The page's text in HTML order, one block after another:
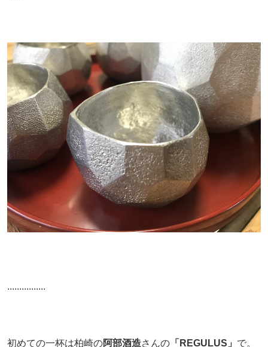
................
初めての一杯は柏崎の阿部酒造さんの「REGULUS」 で。